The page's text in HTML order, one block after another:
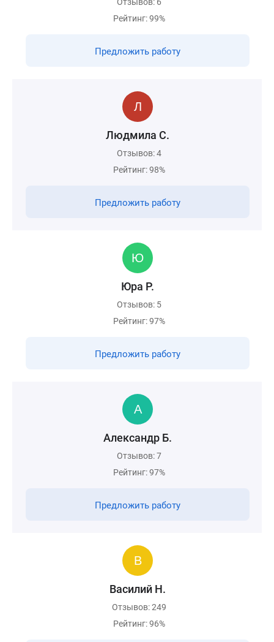
Рейтинг: 99%
Предложить работу
Людмила С.
Отзывов: 4
Рейтинг: 98%
Предложить работу
Юра Р.
Отзывов: 5
Рейтинг: 97%
Предложить работу
Александр Б.
Отзывов: 7
Рейтинг: 97%
Предложить работу
Василий Н.
Отзывов: 249
Рейтинг: 96%